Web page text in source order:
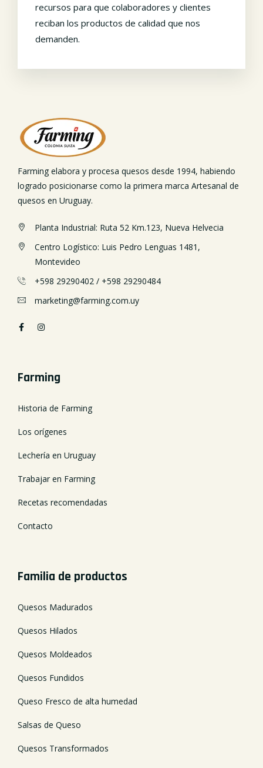
recursos para que colaboradores y clientes
reciban los productos de calidad que nos
demanden.
Farming elabora y procesa quesos desde 1994, habiendo
logrado posicionarse como la primera marca Artesanal de
quesos en Uruguay.
Planta Industrial: Ruta 52 Km.123, Nueva Helvecia
Centro Logístico: Luis Pedro Lenguas 1481,
Montevideo
+598 29290402 / +598 29290484
marketing@farming.com.uy
Farming
Historia de Farming
Los orígenes
Lechería en Uruguay
Trabajar en Farming
Recetas recomendadas
Contacto
Familia de productos
Quesos Madurados
Quesos Hilados
Quesos Moldeados
Quesos Fundidos
Queso Fresco de alta humedad
Salsas de Queso
Quesos Transformados